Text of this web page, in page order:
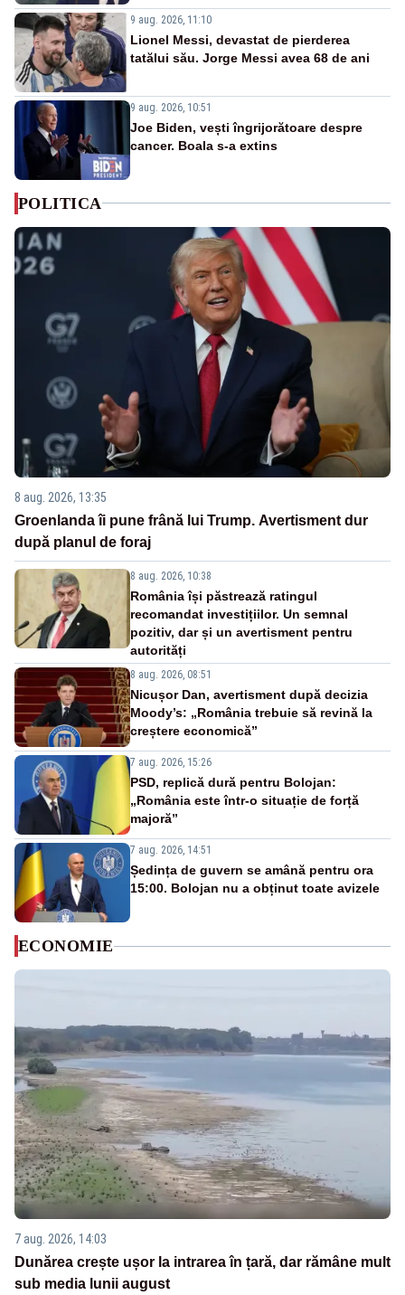
9 aug. 2026, 11:10
Lionel Messi, devastat de pierderea
tatălui său. Jorge Messi avea 68 de ani
9 aug. 2026, 10:51
Joe Biden, vești îngrijorătoare despre
cancer. Boala s-a extins
POLITICA
8 aug. 2026, 13:35
Groenlanda îi pune frână lui Trump. Avertisment dur
după planul de foraj
8 aug. 2026, 10:38
România își păstrează ratingul
recomandat investițiilor. Un semnal
pozitiv, dar și un avertisment pentru
autorități
8 aug. 2026, 08:51
Nicușor Dan, avertisment după decizia
Moody’s: „România trebuie să revină la
creștere economică”
7 aug. 2026, 15:26
PSD, replică dură pentru Bolojan:
„România este într-o situație de forță
majoră”
7 aug. 2026, 14:51
Ședința de guvern se amână pentru ora
15:00. Bolojan nu a obținut toate avizele
ECONOMIE
7 aug. 2026, 14:03
Dunărea crește ușor la intrarea în țară, dar rămâne mult
sub media lunii august